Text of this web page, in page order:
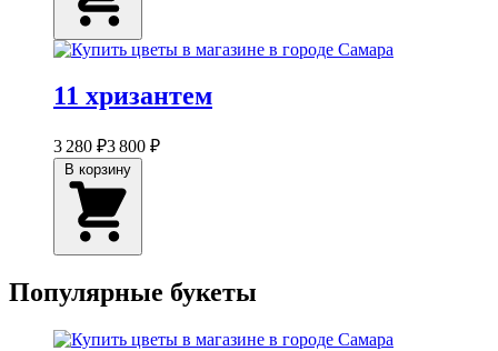
11 хризантем
3 280 ₽3 800 ₽
Популярные букеты